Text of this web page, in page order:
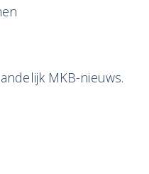
MKB-nieuws.